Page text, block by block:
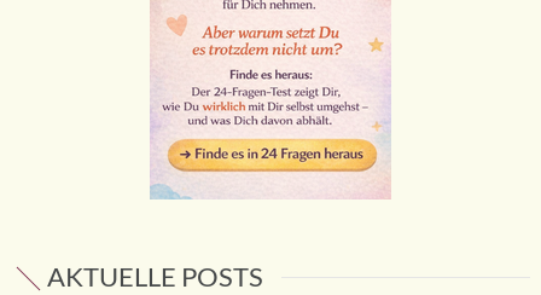
AKTUELLE POSTS